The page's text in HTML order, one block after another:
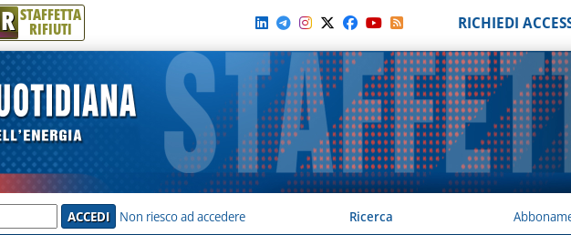
R STAFFETTA
RIFIUTI RICHIEDI
Non riesco ad accedere Ricerca